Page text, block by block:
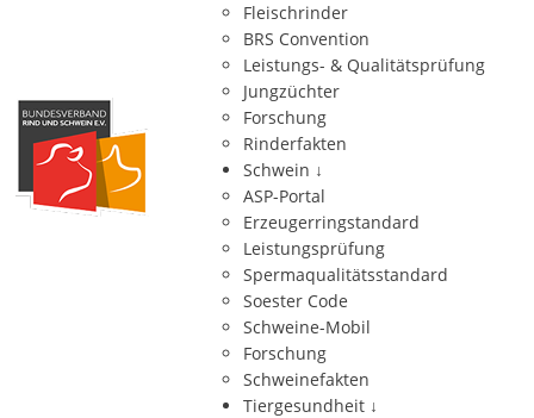
Fleischrinder
BRS Convention
Leistungs- & Qualitätsprüfung
Jungzüchter
Forschung
Rinderfakten
Schwein ↓
ASP-Portal
Erzeugerringstandard
Leistungsprüfung
Spermaqualitätsstandard
Soester Code
Schweine-Mobil
Forschung
Schweinefakten
Tiergesundheit ↓